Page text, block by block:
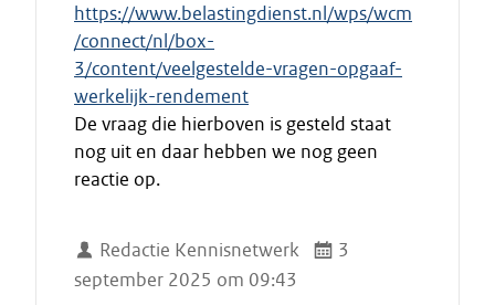
https://www.belastingdienst.nl/wps/wcm
/connect/nl/box-
3/content/veelgestelde-vragen-opgaaf-
werkelijk-rendement
De vraag die hierboven is gesteld staat
nog uit en daar hebben we nog geen
reactie op.
Redactie Kennisnetwerk
3
september 2025 om 09:43